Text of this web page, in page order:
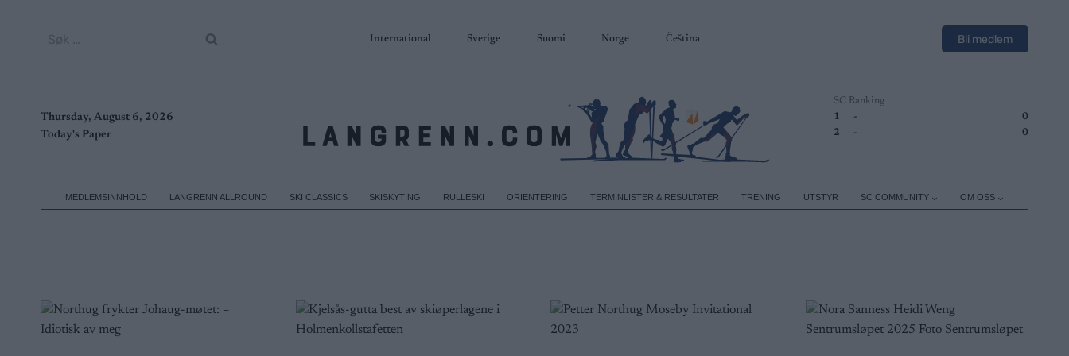
International Sverige Suomi Norge Čeština Bli medlem
Thursday, August 6, 2026
Today's Paper
SC Ranking
1
-
0
2
- 0
MEDLEMSINNHOLD LANGRENN ALLROUND SKI CLASSICS SKISKYTING RULLESKI ORIENTERING TERMINLISTER & RESULTATER TRENING UTSTYR SC COMMUNITY OM OSS